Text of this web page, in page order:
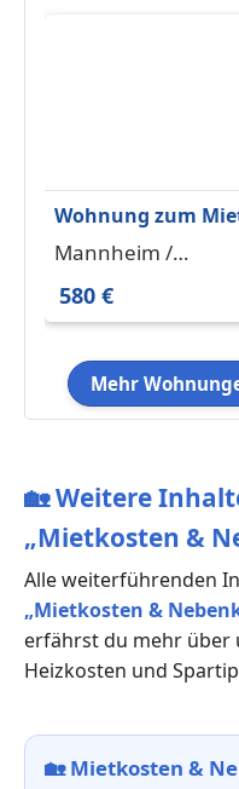
Wohnung zum
in Mannheim
29.73 m²
Mannheim /
Neckarstadt-Ost
580 €
Mehr
🏡Weitere
„Mietkosten &
Alle weiterführenden
„Mietkosten &
erfährst du mehr über
Heizkosten und
🏡Mietkosten &